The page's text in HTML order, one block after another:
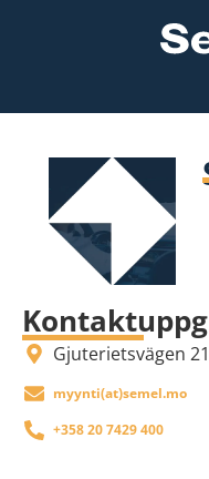
Gjuterietsvägen
om.lemes(ta)itnyym
+358 20 7429 400